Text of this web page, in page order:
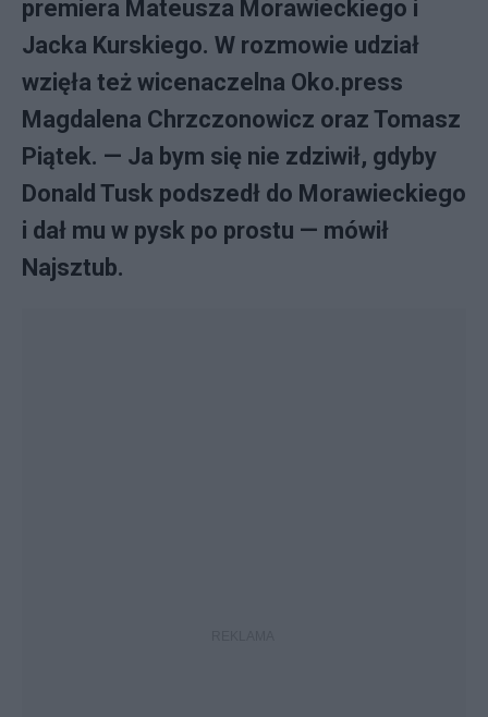
premiera Mateusza Morawieckiego i
Jacka Kurskiego. W rozmowie udział
wzięła też wicenaczelna Oko.press
Magdalena Chrzczonowicz oraz Tomasz
Piątek. — Ja bym się nie zdziwił, gdyby
Donald Tusk podszedł do Morawieckiego
i dał mu w pysk po prostu — mówił
Najsztub.